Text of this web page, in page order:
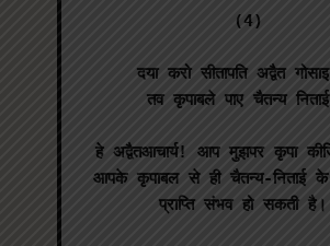
(4)
दया करो सीतापति अद्वैत
तव कृपाबले पाए चैतन्य
हे अद्वैतआचार्य! आप मुझपर कृपा
आपके कृपाबल से ही चैतन्य-निताई के
प्राप्ति संभव हो सकती है।